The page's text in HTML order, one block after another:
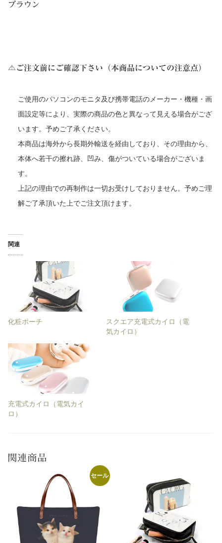
ブラウン
⚠ご注文前にご確認下さい（本商品についての注意点）
ご使用のパソコンのモニタ及び携帯電話のメーカー・機種・画
面設定等により、実際の商品の色と異なって見える場合がござ
います。予めご了承ください。
本商品は海外から長期外輸送を経由しており、その理由から、
本体へ若干の擦れ跡、凹み、傷がついている場合がございま
す。
上記の理由での再制作は一切お受けしておりません。予めご理
解ご了承頂いた上でご注文頂けます。
関連
化粧ポーチ
スクエア充電式カイロ（電
気カイロ）
充電式カイロ（電気カイ
ロ）
関連商品
セール